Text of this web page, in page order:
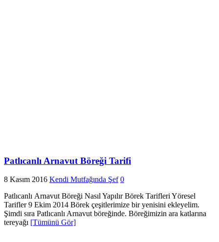
Patlıcanlı Arnavut Böreği Tarifi
8 Kasım 2016 Kendi Mutfağında Şef 0
Patlıcanlı Arnavut Böreği Nasıl Yapılır Börek Tarifleri Yöresel
Tarifler 9 Ekim 2014 Börek çeşitlerimize bir yenisini ekleyelim.
Şimdi sıra Patlıcanlı Arnavut böreğinde. Böreğimizin ara katlarına
tereyağı [Tümünü Gör]